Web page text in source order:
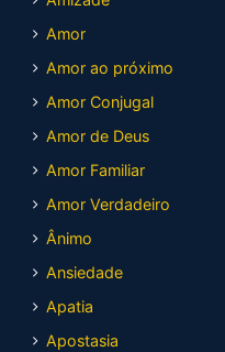
Amor
Amor ao próximo
Amor Conjugal
Amor de Deus
Amor Familiar
Amor Verdadeiro
Ânimo
Ansiedade
Apatia
Apostasia